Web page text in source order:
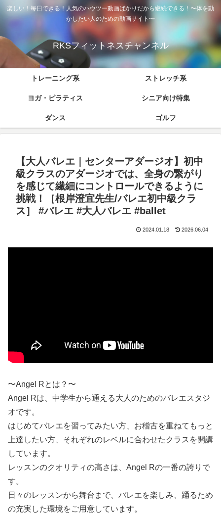
楽しい！毎日できる！人気のハウツー動画ばかりだから継続できる！〜体を動
かしたい人のための動画サイト〜
RKSフィットネスチャンネル
トレーニング系 ストレッチ系
ヨガ・ピラティス シニア向け特集
ダンス ゴルフ
【大人バレエ｜センターアダージオ】初中
級クラスのアダージオでは、全身の繋がり
を感じて繊細にコントロールできるように
挑戦！［根岸澄宜先生/バレエ初中級クラ
ス］ #バレエ #大人バレエ #ballet
2024.01.18 2026.06.04
〜Angel Rとは？〜
Angel Rは、中学生から通える大人のためのバレエスタジ
オです。
はじめてバレエを習ってみたい方、お稽古を重ねてもっと
上達したい方、それぞれのレベルに合わせたクラスを開講
しています。
レッスンのクオリティの高さは、Angel Rの一番の誇りで
す。
日々のレッスンから舞台まで、バレエを楽しみ、踊るため
の充実した環境をご用意しています。